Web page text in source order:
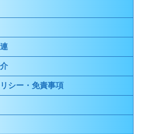
シー・免責事項